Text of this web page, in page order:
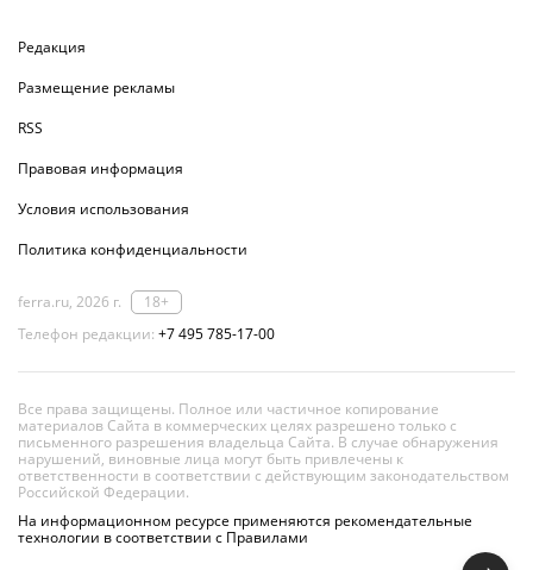
Редакция
Размещение рекламы
RSS
Правовая информация
Условия использования
Политика конфиденциальности
ferra.ru, 2026 г.
18+
Телефон редакции: +7 495 785-17-00
Все права защищены. Полное или частичное копирование
материалов Сайта в коммерческих целях разрешено только с
письменного разрешения владельца Сайта. В случае обнаружения
нарушений, виновные лица могут быть привлечены к
ответственности в соответствии с действующим законодательством
Российской Федерации.
На информационном ресурсе применяются рекомендательные
технологии в соответствии с Правилами